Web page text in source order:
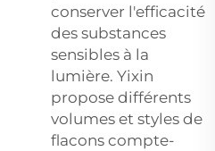
conserver l'efficacité
des substances
sensibles à la
lumière. Yixin
propose différents
volumes et styles de
flacons compte-